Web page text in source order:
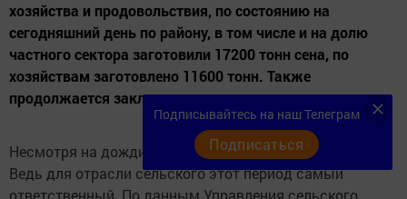
хозяйства и продовольствия, по состоянию на
сегодняшний день по району, в том числе и на долю
частного сектора заготовили 17200 тонн сена, по
хозяйствам заготовлено 11600 тонн. Также
продолжается закладка сенажа, заготовка...
Несмотря на дожди, заготовка кормов продолжается.
Ведь для отрасли сельского этот период самый
ответственный. По данным Управления сельского
Подписывайтесь на наш Телеграм
Подписаться